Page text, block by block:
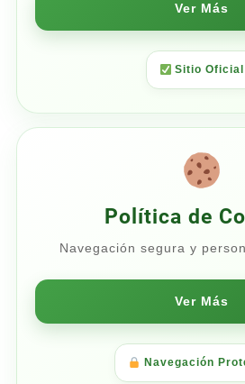
Ver Más
Sitio Oficial
Política de
Navegación segura y
Ver Más
Navegación